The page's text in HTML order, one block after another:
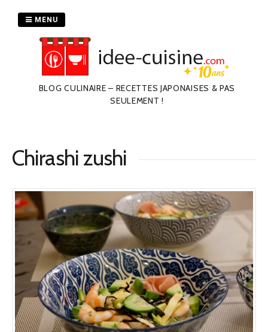
BLOG CULINAIRE – RECETTES JAPONAISES & PAS
SEULEMENT !
MENU
Chirashi zushi